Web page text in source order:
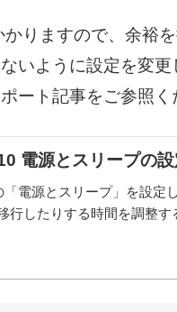
りますので、余裕
いように設定を変更
ート記事をご参照く
電源とスリープの
「電源とスリープ」を設定
行したりする時間を調整す